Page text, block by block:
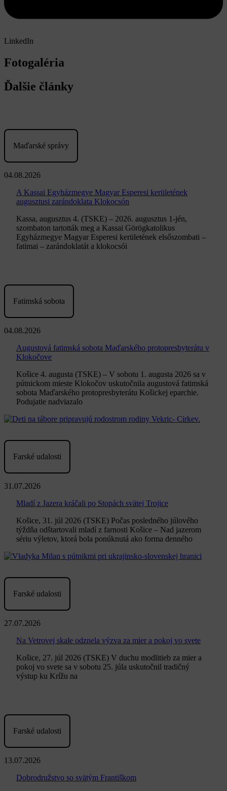
LinkedIn
Fotogaléria
Ďalšie články
Maďarské správy
04.08.2026
A Kassai Egyházmegye Magyar Esperesi kerületének
augusztusi zarándoklata Klokocsón
Kassa, augusztus 4. (TSKE) – 2026. augusztus 1-jén,
szombaton tartották meg a Kassai Görögkatolikus
Egyházmegye Magyar Esperesi kerületének elsőszombati –
fatimai – zarándoklatát a klokocsói
Fatimská sobota
04.08.2026
Augustová fatimská sobota Maďarského protopresbyterátu v
Klokočove
Košice 4. augusta (TSKE) – V sobotu 1. augusta 2026 sa v
pútnickom mieste Klokočov uskutočnila augustová fatimská
sobota Maďarského protopresbyterátu Košickej eparchie.
Podujatie nadviazalo
Farské udalosti
31.07.2026
Mladí z Jazera kráčali po Stopách svätej Trojice
Košice, 31. júl 2026 (TSKE) Počas posledného júlového
týždňa odštartovali mladí z farnosti Košice – Nad jazerom
sériu výletov, ktorá bola ponúknutá ako forma denného
Farské udalosti
27.07.2026
Na Vetrovej skale odznela výzva za mier a pokoj vo svete
Košice, 27. júl 2026 (TSKE) V duchu modlitieb za mier a
pokoj vo svete sa v sobotu 25. júla uskutočnil tradičný
výstup ku Krížu na
Farské udalosti
13.07.2026
Dobrodružstvo so svätým Františkom